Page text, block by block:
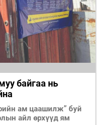
байгаа нь
ам цаашилж” буй
айл өрхүүд ям